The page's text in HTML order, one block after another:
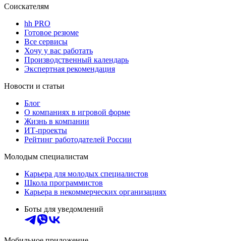
Соискателям
hh PRO
Готовое резюме
Все сервисы
Хочу у вас работать
Производственный календарь
Экспертная рекомендация
Новости и статьи
Блог
О компаниях в игровой форме
Жизнь в компании
ИТ-проекты
Рейтинг работодателей России
Молодым специалистам
Карьера для молодых специалистов
Школа программистов
Карьера в некоммерческих организациях
Боты для уведомлений